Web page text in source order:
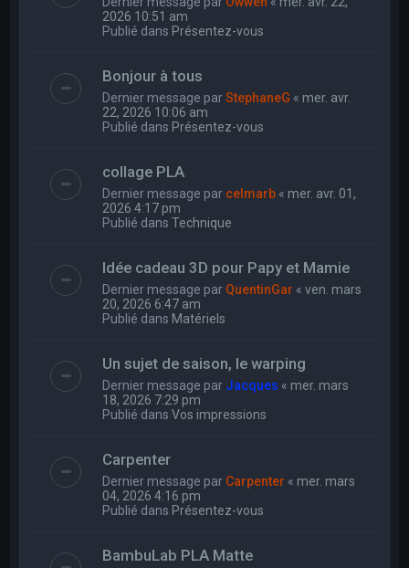
2026 10:51 am
Publié dans Présentez-vous
Bonjour à tous
Dernier message parStephaneG « mer. avr.
22, 2026 10:06 am
Publié dans Présentez-vous
collage PLA
Dernier message par celmarb « mer. avr. 01,
2026 4:17 pm
Publié dansTechnique
Idée cadeau 3D pour Papy et Mamie
Dernier message par QuentinGar «ven. mars
20, 2026 6:47 am
Publié dans Matériels
Un sujet de saison, le warping
Dernier message par Jacques « mer. mars
18, 2026 7:29 pm
Publié dansVos impressions
Carpenter
Dernier message par Carpenter « mer. mars
04, 2026 4:16 pm
Publié dans Présentez-vous
BambuLab PLA Matte